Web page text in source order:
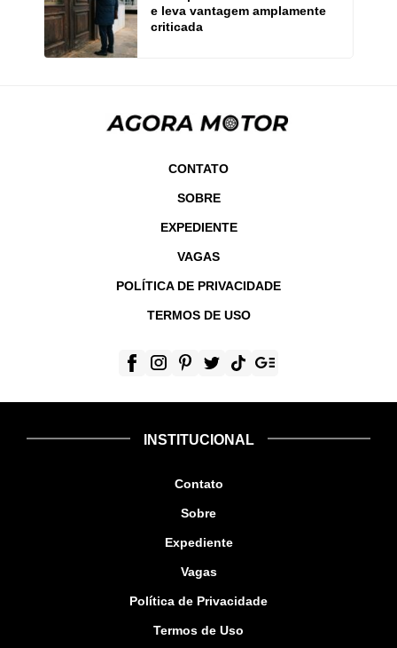
e leva vantagem amplamente
criticada
CONTATO
SOBRE
EXPEDIENTE
VAGAS
POLÍTICA DE PRIVACIDADE
TERMOS DE USO
INSTITUCIONAL
Contato
Sobre
Expediente
Vagas
Política de Privacidade
Termos de Uso